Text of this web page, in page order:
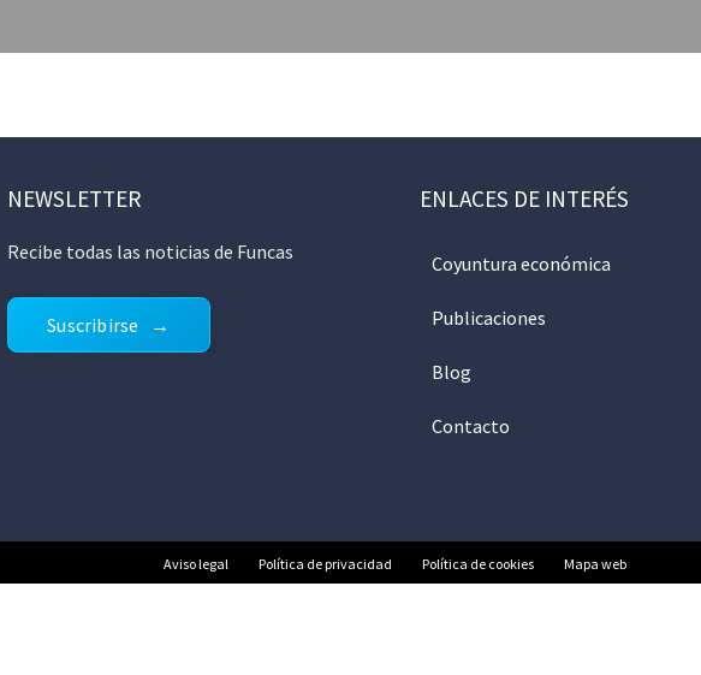
NEWSLETTER
Recibe todas las noticias de Funcas
Suscribirse
ENLACES DE INTERÉS
Coyuntura económica
Publicaciones
Blog
Contacto
Aviso legal Política de privacidad Política de cookies Mapa web